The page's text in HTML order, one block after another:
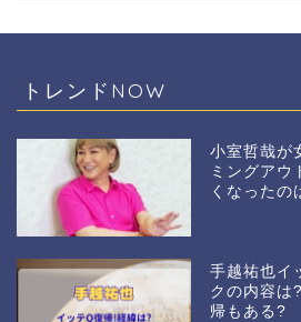
トレンドNOW
小室哲哉が
ミングアウ
くなったの
手越祐也イ
クの内容は
帰もある?